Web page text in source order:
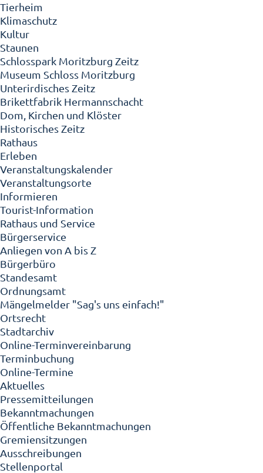
Tierheim
Klimaschutz
Kultur
Staunen
Schlosspark Moritzburg Zeitz
Museum Schloss Moritzburg
Unterirdisches Zeitz
Brikettfabrik Hermannschacht
Dom, Kirchen und Klöster
Historisches Zeitz
Rathaus
Erleben
Veranstaltungskalender
Veranstaltungsorte
Informieren
Tourist-Information
Rathaus und Service
Bürgerservice
Anliegen von A bis Z
Bürgerbüro
Standesamt
Ordnungsamt
Mängelmelder "Sag's uns einfach!"
Ortsrecht
Stadtarchiv
Online-Terminvereinbarung
Terminbuchung
Online-Termine
Aktuelles
Pressemitteilungen
Bekanntmachungen
Öffentliche Bekanntmachungen
Gremiensitzungen
Ausschreibungen
Stellenportal